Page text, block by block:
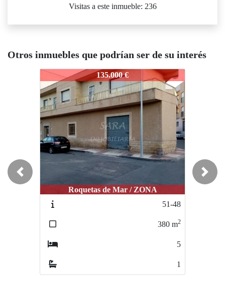
Visitas a este inmueble: 236
Otros inmuebles que podrían ser de su interés
191-110
135.000 €
Roquetas de Mar / ZONA
51-48
m2
191-110 73.000 €
Roquetas de Mar / ROQUETAS DE
MAR
Previous Next